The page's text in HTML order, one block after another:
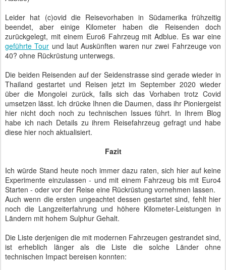
Leider hat (c)ovid die Reisevorhaben in Südamerika frühzeitig
beendet, aber einige Kilometer haben die Reisenden doch
zurückgelegt, mit einem Euro6 Fahrzeug mit Adblue. Es war eine
geführte Tour und laut Auskünften waren nur zwei Fahrzeuge von
40? ohne Rückrüstung unterwegs.
Die beiden Reisenden auf der Seidenstrasse sind gerade wieder in
Thailand gestartet und Reisen jetzt im September 2020 wieder
über die Mongolei zurück, falls sich das Vorhaben trotz Covid
umsetzen lässt. Ich drücke Ihnen die Daumen, dass ihr Pioniergeist
hier nicht doch noch zu technischen Issues führt. In Ihrem Blog
habe ich nach Details zu ihrem Reisefahrzeug gefragt und habe
diese hier noch aktualisiert.
Fazit
Ich würde Stand heute noch immer dazu raten, sich hier auf keine
Experimente einzulassen - und mit einem Fahrzeug bis mit Euro4
Starten - oder vor der Reise eine Rückrüstung vornehmen lassen.
Auch wenn die ersten ungeachtet dessen gestartet sind, fehlt hier
noch die Langzeiterfahrung und höhere Kilometer-Leistungen in
Ländern mit hohem Sulphur Gehalt.
Die Liste derjenigen die mit modernen Fahrzeugen gestrandet sind,
ist erheblich länger als die Liste die solche Länder ohne
technischen Impact bereisen konnten: